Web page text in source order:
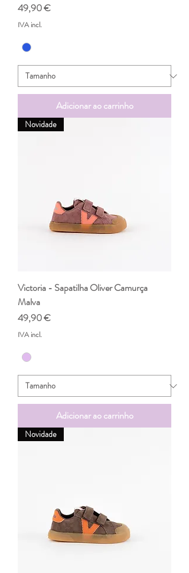
Preço
49,90 €
IVA incl.
Adicionar ao carrinho
Novidade
Victoria - Sapatilha Oliver Camurça
Malva
Preço
49,90 €
IVA incl.
Adicionar ao carrinho
Novidade